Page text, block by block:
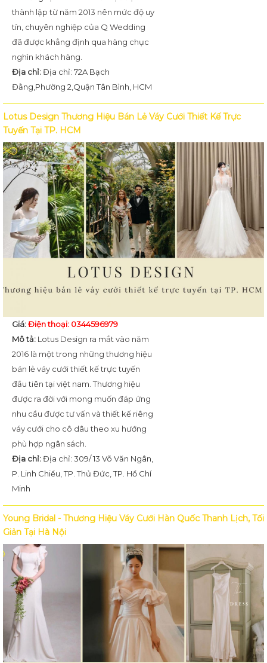
thành lập từ năm 2013 nên mức độ uy
tín, chuyên nghiệp của Q Wedding
đã được khẳng định qua hàng chục
nghìn khách hàng.
Địa chỉ:Địa chỉ: 72A Bạch
Đằng,Phường 2,Quận Tân Bình, HCM
Lotus Design Thương Hiệu Bán Lẻ Váy Cưới Thiết Kế Trực
Tuyến Tại TP. HCM
Giá:Điện thoại: 0344596979
Mô tả: Lotus Design ra mắt vào năm
2016 là một trong những thương hiệu
bán lẻ váy cưới thiết kế trực tuyến
đầu tiên tại việt nam. Thương hiệu
được ra đời với mong muốn đáp ứng
nhu cầu được tư vấn và thiết kế riêng
váy cưới cho cô dâu theo xu hướng
phù hợp ngân sách.
Địa chỉ:Địa chỉ: 309/ 13 Võ Văn Ngân,
P. Linh Chiểu, TP. Thủ Đức, TP. Hồ Chí
Minh
Young Bridal - Thương Hiệu Váy Cưới Hàn Quốc Thanh Lịch, Tối
Giản Tại Hà Nội